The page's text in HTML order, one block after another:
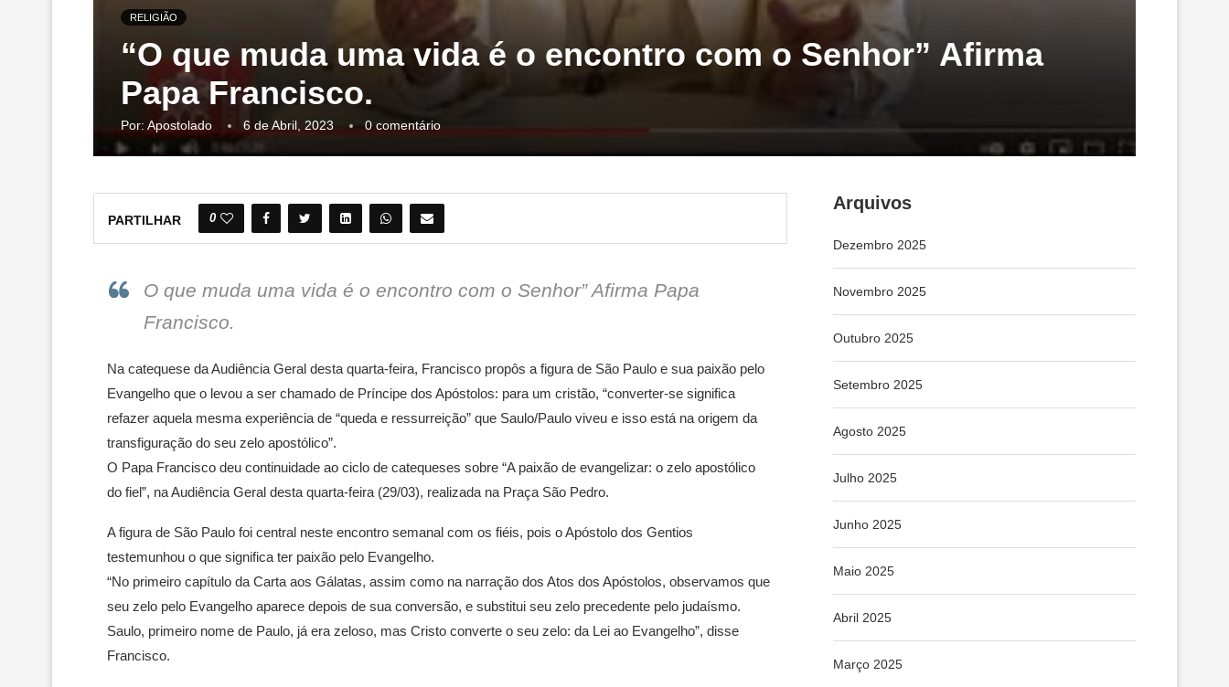
RELIGIÃO
“O que muda uma vida é o encontro com o Senhor” Afirma
Papa Francisco.
Por: Apostolado 6 de Abril, 2023 0 comentário
PARTILHAR 0
O que muda uma vida é o encontro com o Senhor” Afirma Papa
Francisco.
Na catequese da Audiência Geral desta quarta-feira, Francisco propôs a figura de São Paulo e sua paixão pelo
Evangelho que o levou a ser chamado de Príncipe dos Apóstolos: para um cristão, “converter-se significa
refazer aquela mesma experiência de “queda e ressurreição” que Saulo/Paulo viveu e isso está na origem da
transfiguração do seu zelo apostólico”.
O Papa Francisco deu continuidade ao ciclo de catequeses sobre “A paixão de evangelizar: o zelo apostólico
do fiel”, na Audiência Geral desta quarta-feira (29/03), realizada na Praça São Pedro.
A figura de São Paulo foi central neste encontro semanal com os fiéis, pois o Apóstolo dos Gentios
testemunhou o que significa ter paixão pelo Evangelho.
“No primeiro capítulo da Carta aos Gálatas, assim como na narração dos Atos dos Apóstolos, observamos que
seu zelo pelo Evangelho aparece depois de sua conversão, e substitui seu zelo precedente pelo judaísmo.
Saulo, primeiro nome de Paulo, já era zeloso, mas Cristo converte o seu zelo: da Lei ao Evangelho”, disse
Francisco.
Arquivos
Dezembro 2025
Novembro 2025
Outubro 2025
Setembro 2025
Agosto 2025
Julho 2025
Junho 2025
Maio 2025
Abril 2025
Março 2025